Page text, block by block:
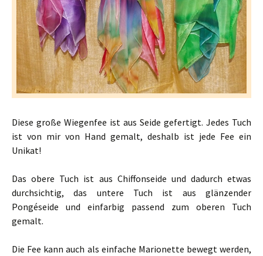
Diese große Wiegenfee ist aus Seide gefertigt. Jedes Tuch
ist von mir von Hand gemalt, deshalb ist jede Fee ein
Unikat!
Das obere Tuch ist aus Chiffonseide und dadurch etwas
durchsichtig, das untere Tuch ist aus glänzender
Pongéseide und einfarbig passend zum oberen Tuch
gemalt.
Die Fee kann auch als einfache Marionette bewegt werden,